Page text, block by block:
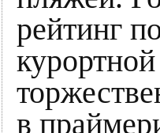
рейтинг
в